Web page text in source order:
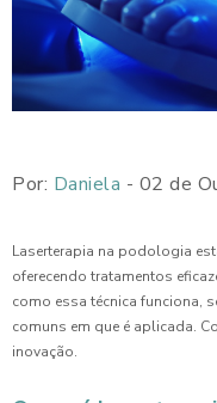
Por: Daniela - 02 de
Laserterapia na podologia
oferecendo tratamentos
como essa técnica funciona,
comuns em que é aplicada.
inovação.